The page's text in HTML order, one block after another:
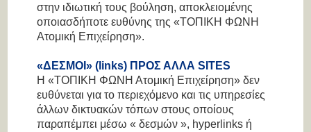
στην ιδιωτική τους βούληση, αποκλειομένης
οποιασδήποτε ευθύνης της «ΤΟΠΙΚΗ ΦΩΝΗ
Ατομική Επιχείρηση».
«ΔΕΣΜΟΙ» (links) ΠΡΟΣ ΑΛΛΑ SITES
Η «ΤΟΠΙΚΗ ΦΩΝΗ Ατομική Επιχείρηση» δεν
ευθύνεται για το περιεχόμενο και τις υπηρεσίες
άλλων δικτυακών τόπων στους οποίους
παραπέμπει μέσω « δεσμών », hyperlinks ή